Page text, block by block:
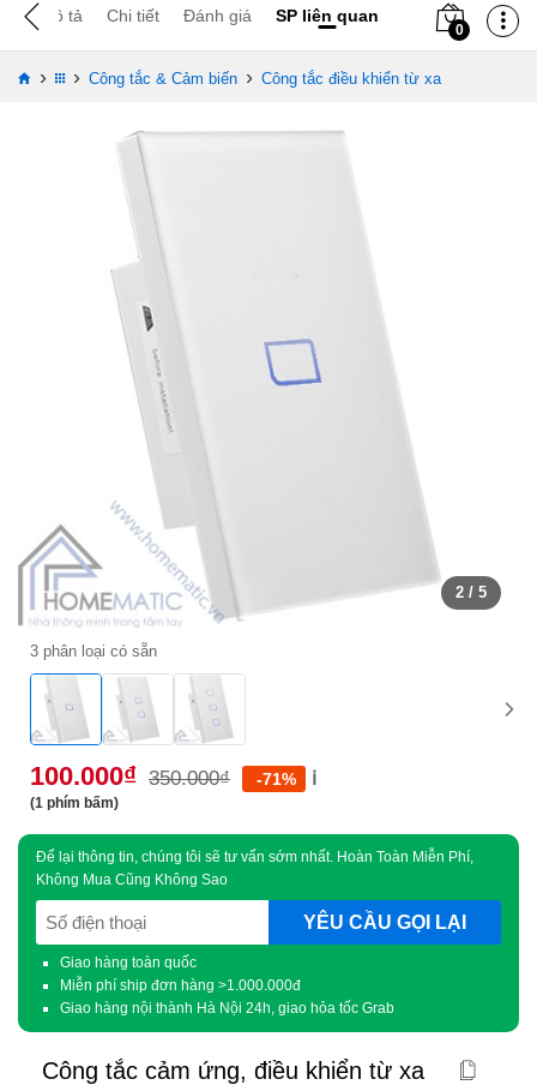
Mô tả Chi tiết Đánh giá SP liên quan
0
› › Công tắc & Cảm biến › Công tắc điều khiển từ xa
2 / 5
3 phân loại có sẵn
100.000₫ 350.000₫ -71% ℹ️
(1 phím bấm)
Để lại thông tin, chúng tôi sẽ tư vấn sớm nhất. Hoàn Toàn Miễn Phí,
Không Mua Cũng Không Sao
SĐT
(Required)
Giao hàng toàn quốc
Miễn phí ship đơn hàng >1.000.000đ
Giao hàng nội thành Hà Nội 24h, giao hỏa tốc Grab
Công tắc cảm ứng, điều khiển từ xa